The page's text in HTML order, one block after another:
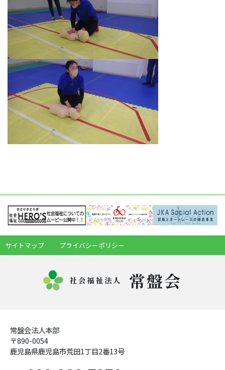
サイトマップ プライバシーポリシー
社会福祉法人 常盤会
常盤会法人本部
〒890-0054
鹿児島県鹿児島市荒田1丁目2番13号